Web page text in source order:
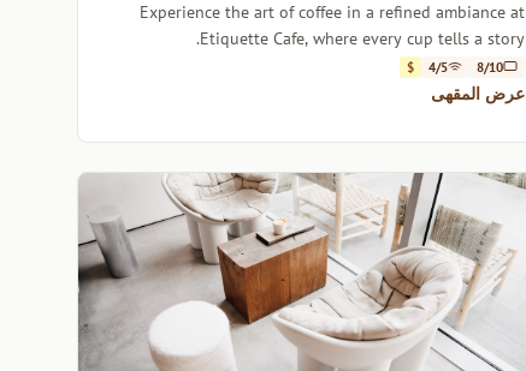
Experience the art of coffee in a refined ambiance at
Etiquette Cafe, where every cup tells a story.
8/10
4/5
$
عرض المقهى